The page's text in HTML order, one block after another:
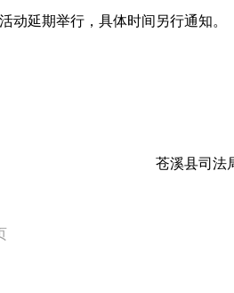
动延期举行，具体时间另行通知。
苍溪县司